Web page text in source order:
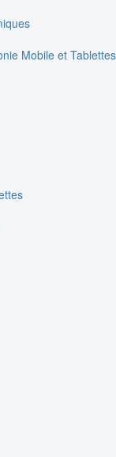
Mobile et Tablettes